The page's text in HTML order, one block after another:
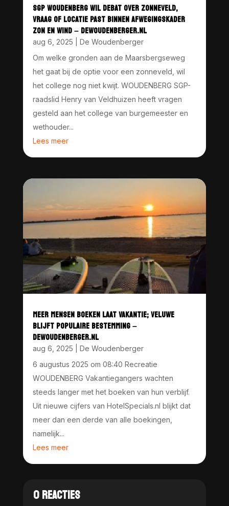
SGP WOUDENBERG WIL DEBAT OVER ZONNEVELD,
VRAAG OF LOCATIE PAST BINNEN AFWEGINGSKADER
ZON EN WIND – DEWOUDENBERGER.NL
aug 6, 2025
De Woudenberger
Om welke gronden aan de Maarsbergseweg
het gaat bij de optie voor een zonneveld, wil
het college nog niet kwijt. WOUDENBERG SGP-
raadslid Henry van Veldhuizen heeft vragen
gesteld aan het college van burgemeester en
wethouder...
Lees meer
MEER MENSEN BOEKEN LAAT VAKANTIE; VELUWE
BLIJFT POPULAIRE BESTEMMING –
DEWOUDENBERGER.NL
aug 6, 2025
De Woudenberger
6 augustus 2025 om 08:40 Recreatie
WOUDENBERG Vakantiegangers wachten
steeds langer met het boeken van hun verblijf.
Uit nieuwe cijfers van HotelSpecials.nl blijkt dat
meer dan een derde van alle boekingen,
namelijk...
Lees meer
0 REACTIES